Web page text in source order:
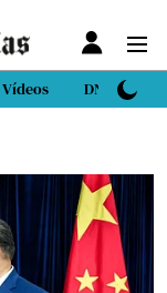
Vídeos DN Sport